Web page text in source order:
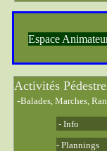
Activités
-Balades, Marches,
- Info
- Plannings
Espace